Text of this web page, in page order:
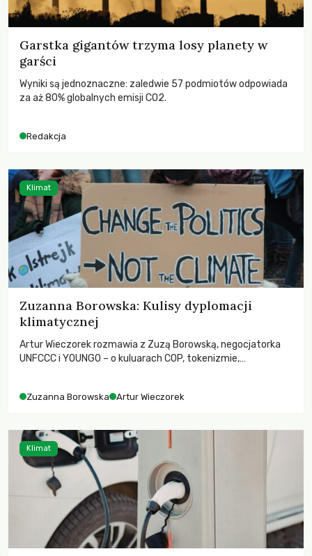
Garstka gigantów trzyma losy planety w
garści
Wyniki są jednoznaczne: zaledwie 57 podmiotów odpowiada
za aż 80% globalnych emisji CO2.
Redakcja
Zuzanna Borowska: Kulisy dyplomacji
klimatycznej
Artur Wieczorek rozmawia z Zuzą Borowską, negocjatorka
UNFCCC i YOUNGO – o kuluarach COP, tokenizmie,
Zuzanna Borowska Artur Wieczorek
Klimat
Klimat